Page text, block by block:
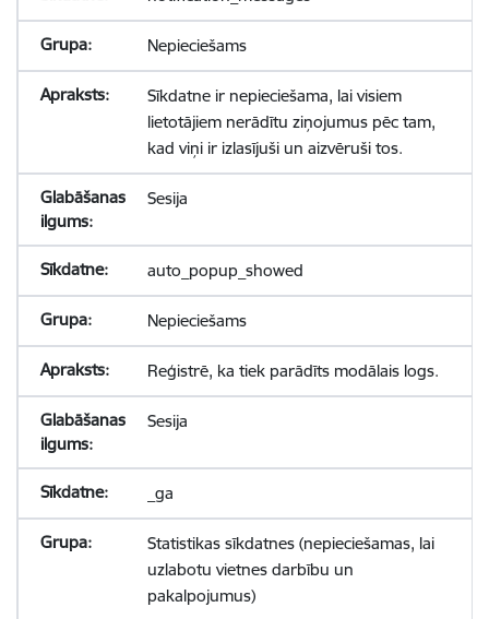
Nepieciešams
Sīkdatne ir nepieciešama, lai visiem
lietotājiem nerādītu ziņojumus pēc tam,
kad viņi ir izlasījuši un aizvēruši tos.
Sesija
auto_popup_showed
Nepieciešams
Reģistrē, ka tiek parādīts modālais logs.
Sesija
_ga
Statistikas sīkdatnes (nepieciešamas, lai
uzlabotu vietnes darbību un
pakalpojumus)